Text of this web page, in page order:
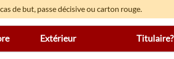
de but, passe décisive ou carton rouge.
Extérieur Titulaire?